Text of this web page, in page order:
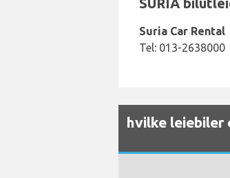
Suria Car Rental
Tel: 013-2638000
hvilke leiebiler